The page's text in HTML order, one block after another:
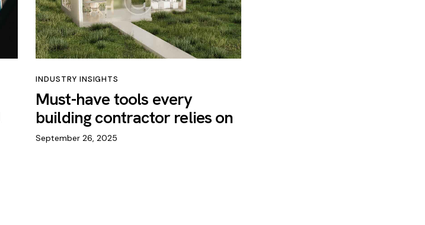
INDUSTRY INSIGHTS
Must-have tools every
building contractor relies on
September 26, 2025